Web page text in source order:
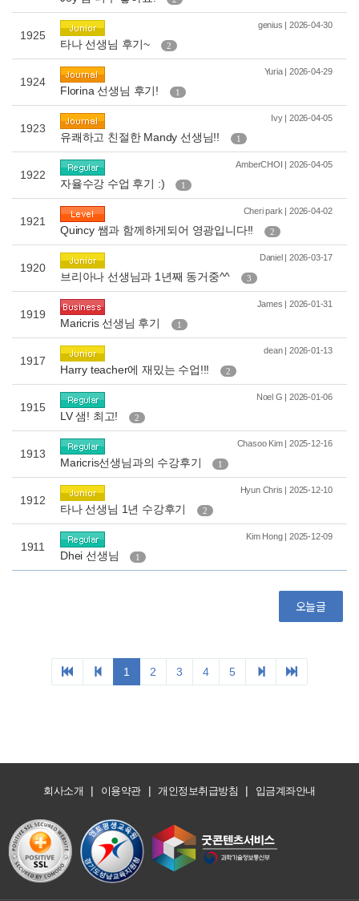
회사소개 | 이용약관 | 개인정보취급방침 | 입금계좌안내